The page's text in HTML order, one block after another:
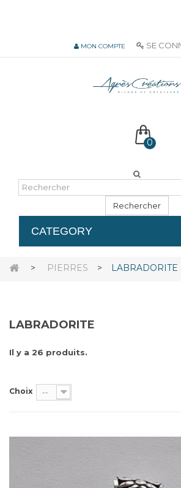
MON COMPTE SE
0
Rechercher
CATEGORY
> PIERRES > LABRADORITE
LABRADORITE
Il y a 26 produits.
Choix --